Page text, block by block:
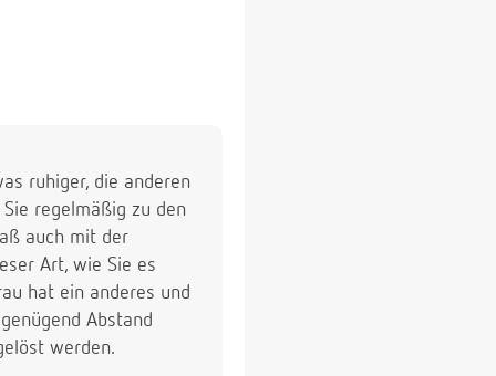
ruhiger, die anderen
regelmäßig zu den
auch mit der
Art, wie Sie es
hat ein anderes und
Abstand
werden.